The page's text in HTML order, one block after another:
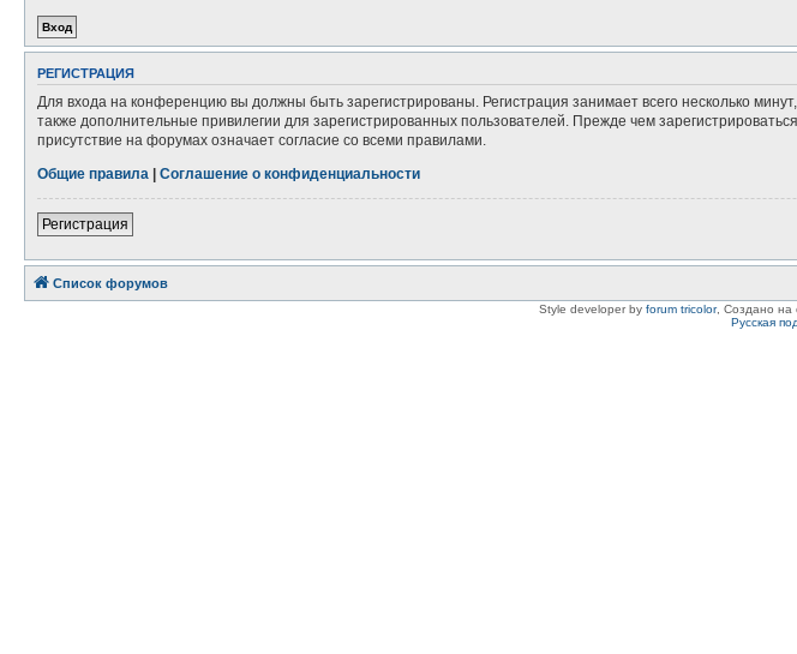
РЕГИСТРАЦИЯ
Для входа на конференцию вы должны быть зарегистрированы. Регистрация занимает всего несколько
также дополнительные привилегии для зарегистрированных пользователей. Прежде чем
присутствие на форумах означает согласие со всеми правилами.
Общие правила | Соглашение о конфиденциальности
Регистрация
Список форумов
Style developer by forum tricolor, Создано на
Русская